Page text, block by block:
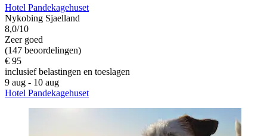
Hotel Pandekagehuset
Nykobing Sjaelland
8,0/10
Zeer goed
(147 beoordelingen)
€ 95
inclusief belastingen en toeslagen
9 aug - 10 aug
Hotel Pandekagehuset